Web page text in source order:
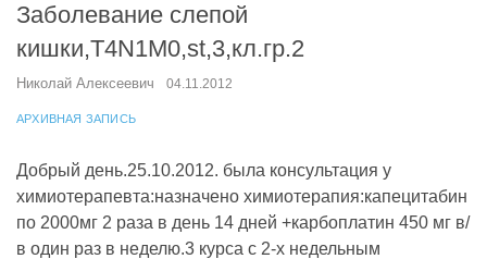
Заболевание слепой
кишки,T4N1M0,st,3,кл.гр.2
Николай Алексеевич 04.11.2012
АРХИВНАЯ ЗАПИСЬ
Добрый день.25.10.2012. была консультация у
химиотерапевта:назначено химиотерапия:капецитабин
по 2000мг 2 раза в день 14 дней +карбоплатин 450 мг в/
в один раз в неделю.3 курса с 2-х недельным